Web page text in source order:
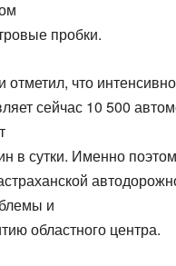
пробки.
отметил, что
сейчас 10 500
в сутки. Именно
и
областного центра.